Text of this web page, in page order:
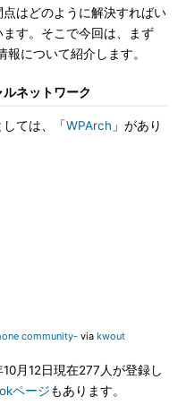
はどのように解決すればい
す。そこで今回は、まず
について紹介します。
ネットワーク
ては、「WPArch 」があり
community-via kwout
月12日現在277人が登録し
ページもあります。